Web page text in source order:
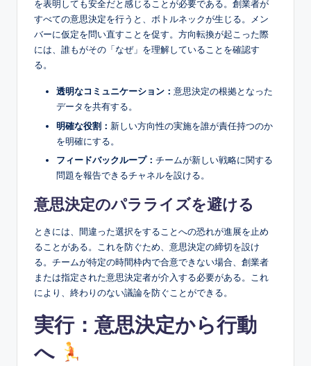
を表明しても安全だと感じることが必要である。創業者が
すべての意思決定を行うと、ボトルネックが生じる。メン
バーに仮定を問い直すことを促す。方向転換が起こった際
には、誰もがその「なぜ」を理解していることを確認す
る。
透明なコミュニケーション： 意思決定の根拠となった
データを共有する。
明確な役割： 新しい方向性の実施を誰が責任持つのか
を明確にする。
フィードバックループ： チームが新しい戦略に関する
問題を報告できるチャネルを設ける。
意思決定のパラライズを避ける
ときには、間違った選択をすることへの恐れが進展を止め
ることがある。これを防ぐため、意思決定の締切を設け
る。チームが特定の時間枠内で合意できない場合、創業者
または指定された意思決定者が介入する必要がある。これ
により、終わりのない議論を防ぐことができる。
実行：意思決定から行動
へ